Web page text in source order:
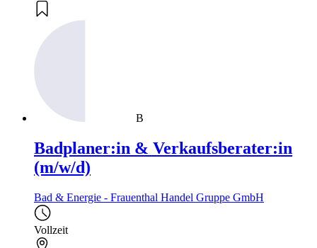
B
Badplaner:in & Verkaufsberater:in
(m/w/d)
Bad & Energie - Frauenthal Handel Gruppe GmbH
Vollzeit